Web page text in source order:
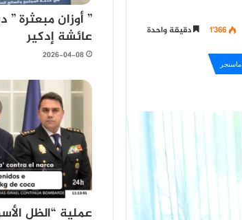
1٬366 دقيقة واحدة
ماسنجر
” أوزان مبعثرة
عائشة إدكير
2026-04-08
عملية “الظل